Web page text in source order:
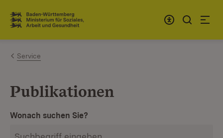
Zum Inhalt springen
Link zur Startseite
Service
Publikationen
Wonach suchen Sie?